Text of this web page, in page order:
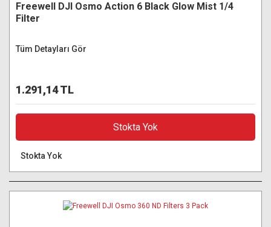
Freewell DJI Osmo Action 6 Black Glow Mist 1/4
Filter
Tüm Detayları Gör
1.291,14 TL
Stokta Yok
Stokta Yok